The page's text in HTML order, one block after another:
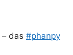
– das #phanpy